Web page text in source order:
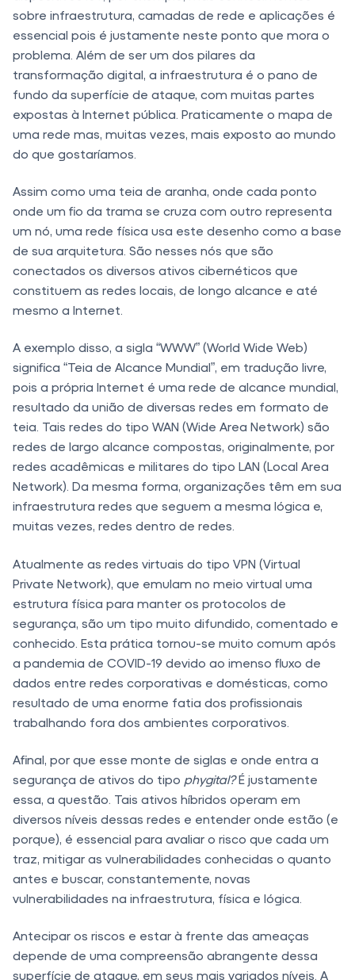
sobre infraestrutura, camadas de rede e aplicações é
essencial pois é justamente neste ponto que mora o
problema. Além de ser um dos pilares da
transformação digital, a infraestrutura é o pano de
fundo da superfície de ataque, com muitas partes
expostas à Internet pública. Praticamente o mapa de
uma rede mas, muitas vezes, mais exposto ao mundo
do que gostaríamos.
Assim como uma teia de aranha, onde cada ponto
onde um fio da trama se cruza com outro representa
um nó, uma rede física usa este desenho como a base
de sua arquitetura. São nesses nós que são
conectados os diversos ativos cibernéticos que
constituem as redes locais, de longo alcance e até
mesmo a Internet.
A exemplo disso, a sigla “WWW” (World Wide Web)
significa “Teia de Alcance Mundial”, em tradução livre,
pois a própria Internet é uma rede de alcance mundial,
resultado da união de diversas redes em formato de
teia. Tais redes do tipo WAN (Wide Area Network) são
redes de largo alcance compostas, originalmente, por
redes acadêmicas e militares do tipo LAN (Local Area
Network). Da mesma forma, organizações têm em sua
infraestrutura redes que seguem a mesma lógica e,
muitas vezes, redes dentro de redes.
Atualmente as redes virtuais do tipo VPN (Virtual
Private Network), que emulam no meio virtual uma
estrutura física para manter os protocolos de
segurança, são um tipo muito difundido, comentado e
conhecido. Esta prática tornou-se muito comum após
a pandemia de COVID-19 devido ao imenso fluxo de
dados entre redes corporativas e domésticas, como
resultado de uma enorme fatia dos profissionais
trabalhando fora dos ambientes corporativos.
Afinal, por que esse monte de siglas e onde entra a
segurança de ativos do tipo phygital?É justamente
essa, a questão. Tais ativos híbridos operam em
diversos níveis dessas redes e entender onde estão (e
porque), é essencial para avaliar o risco que cada um
traz, mitigar as vulnerabilidades conhecidas o quanto
antes e buscar, constantemente, novas
vulnerabilidades na infraestrutura, física e lógica.
Antecipar os riscos e estar à frente das ameaças
depende de uma compreensão abrangente dessa
superfície de ataque, em seus mais variados níveis. A